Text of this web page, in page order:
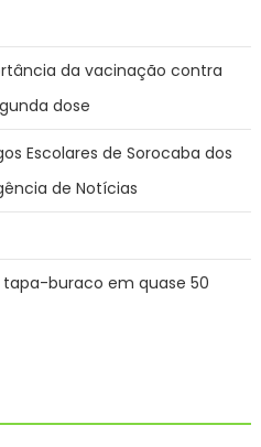
da vacinação contra
dose
Escolares de Sorocaba dos
de Notícias
tapa-buraco em quase 50